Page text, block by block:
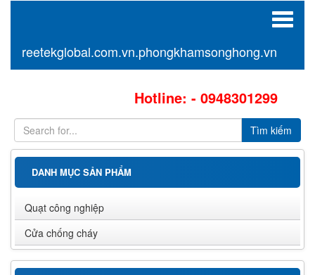
Toggle
reetekglobal.com.vn.phongkhamsonghong.vn
Hotline: - 0948301299
DANH MỤC SẢN PHẨM
Quạt công nghiệp
Cửa chống cháy